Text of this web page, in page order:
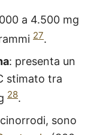
a 4.500 mg
27.
: presenta un
stimato tra
28.
sono